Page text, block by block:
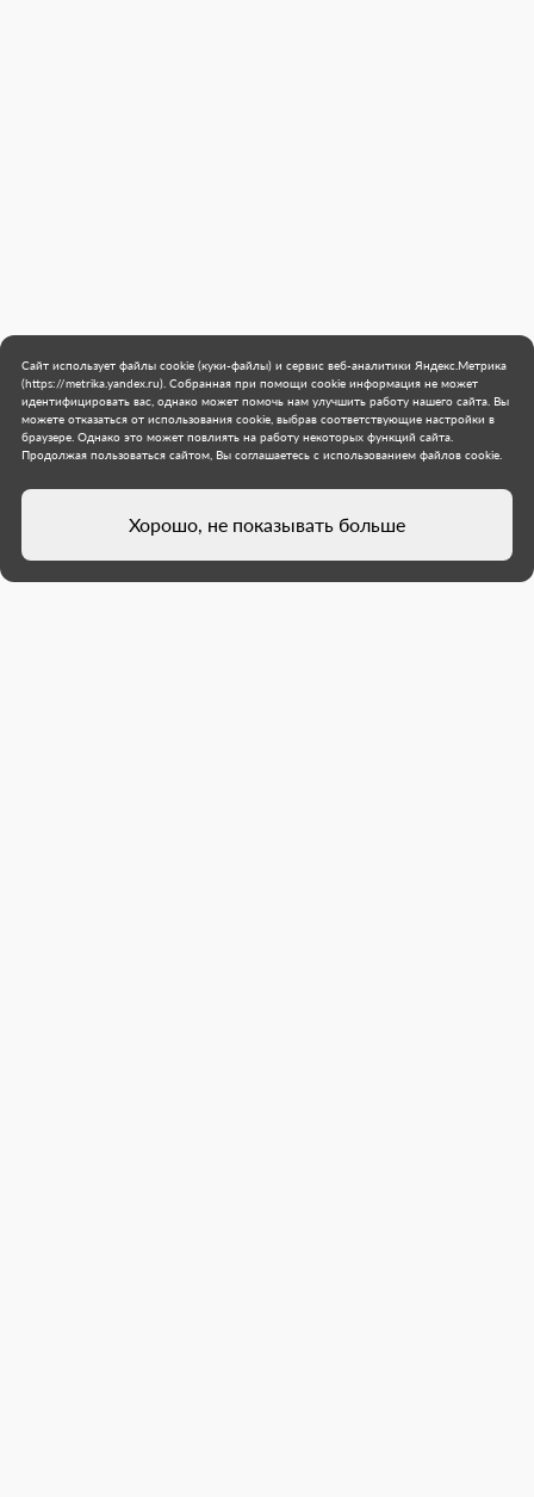
Сайт использует файлы cookie (куки-файлы) и сервис веб-аналитики Яндекс.Метрика
(https://metrika.yandex.ru). Собранная при помощи cookie информация не может
идентифицировать вас, однако может помочь нам улучшить работу нашего сайта. Вы
можете отказаться от использования cookie, выбрав соответствующие настройки в
браузере. Однако это может повлиять на работу некоторых функций сайта.
Продолжая пользоваться сайтом, Вы соглашаетесь с использованием файлов cookie.
Хорошо, не показывать больше